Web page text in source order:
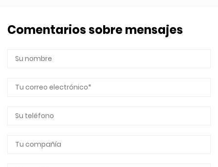
Comentarios sobre mensajes